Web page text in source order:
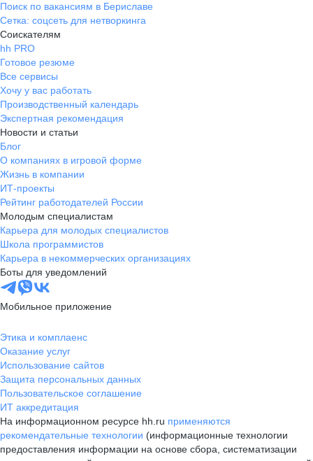
Поиск по вакансиям в Бериславе
Сетка: соцсеть для нетворкинга
Соискателям
hh PRO
Готовое резюме
Все сервисы
Хочу у вас работать
Производственный календарь
Экспертная рекомендация
Новости и статьи
Блог
О компаниях в игровой форме
Жизнь в компании
ИТ-проекты
Рейтинг работодателей России
Молодым специалистам
Карьера для молодых специалистов
Школа программистов
Карьера в некоммерческих организациях
Боты для уведомлений
Мобильное приложение
Этика и комплаенс
Оказание услуг
Использование сайтов
Защита персональных данных
Пользовательское соглашение
ИТ аккредитация
На информационном ресурсе hh.ru применяются
рекомендательные технологии (информационные технологии
предоставления информации на основе сбора, систематизации